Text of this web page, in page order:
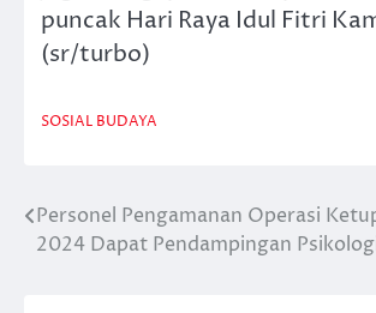
puncak Hari Raya Idul Fitri
(sr/turbo)
SOSIAL BUDAYA
Navigasi
Personel Pengamanan Operasi
2024 Dapat Pendampingan